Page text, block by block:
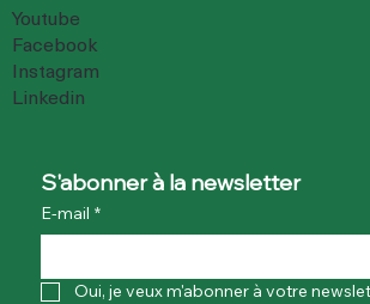
Youtube
Facebook
Instagram
Linkedin
S'abonner à la newsletter
E-mail *
Oui, je veux m'abonner à votre